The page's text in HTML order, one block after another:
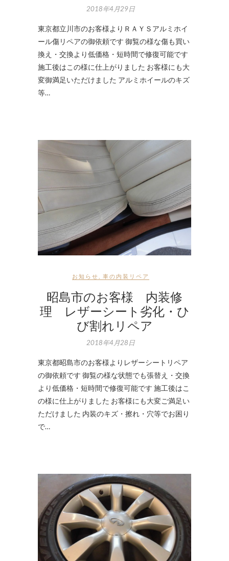
2018年4月29日
東京都立川市のお客様よりＲＡＹＳアルミホイ
ール傷リペアの御依頼です 御覧の様な傷も買い
換え・交換より低価格・短時間で修復可能です
施工後はこの様に仕上がりました お客様にも大
変御満足いただけました アルミホイールのキズ
等…
お知らせ 車の内装リペア
昭島市のお客様 内装修
理 レザーシート劣化・ひ
び割れリペア
2018年4月28日
東京都昭島市のお客様よりレザーシートリペア
の御依頼です 御覧の様な状態でも張替え・交換
より低価格・短時間で修復可能です 施工後はこ
の様に仕上がりました お客様にも大変ご満足い
ただけました 内装のキズ・擦れ・穴等でお困り
で…